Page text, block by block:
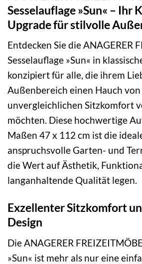
Sesselauflage »Sun« – Ihr
Upgrade für stilvolle
Entdecken Sie die ANAGERER
Sesselauflage »Sun« in
konzipiert für alle, die ihrem
Außenbereich einen Hauch
unvergleichlichen Sitzkomfort
möchten. Diese hochwertige
Maßen 47 x 112 cm ist die
anspruchsvolle Garten- und
die Wert auf Ästhetik,
langanhaltende Qualität legen.
Exzellenter Sitzkomfort
Design
Die ANAGERER
»Sun« ist mehr als nur eine